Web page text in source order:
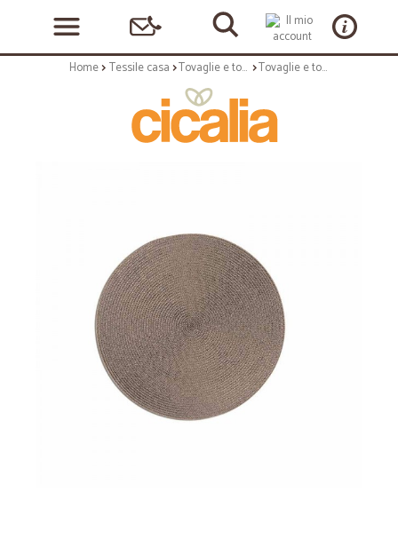
Home Tessile casa Tovaglie e tovagliette Tovaglie e tovagliette: Round tovaglietta tonda 36 cm grigio